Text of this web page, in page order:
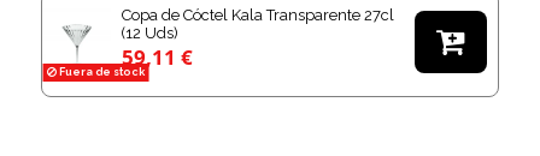
Fuera de stock
Copa de Cóctel Kala Transparente 27cl
(12 Uds)
59,11 € 